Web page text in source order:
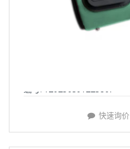
编号: Y20250501223807
快速询价